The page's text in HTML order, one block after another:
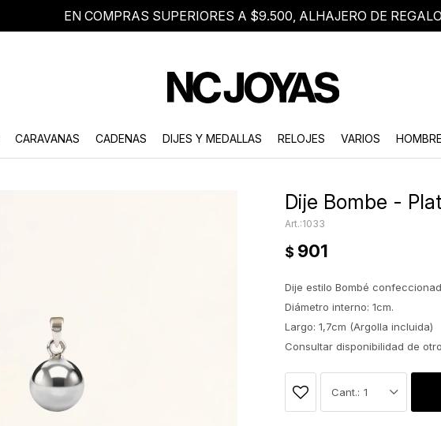
EN COMPRAS SUPERIORES A $9.500, ALHAJERO DE REGALO
CARAVANAS CADENAS DIJES Y MEDALLAS RELOJES VARIOS HOMBRE
Dije Bombe -
1033
$ 901
Dije estilo Bombé
Diámetro interno: 1cm.
Largo: 1,7cm (Argolla incluida)
Consultar disponibilidad de
1